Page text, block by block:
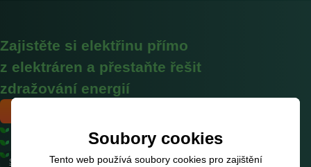
Soubory cookies
Tento web používá soubory cookies pro zajištění
Zajistěte si elektřinu přímo
z elektráren a přestaňte řešit
zdražování energií
na 25 let za cenu 1 350 Kč/MWh
Podle požadavků Green dealu (ESG)
Spočítáme cenurezervace UzavřemePPA kontrakt